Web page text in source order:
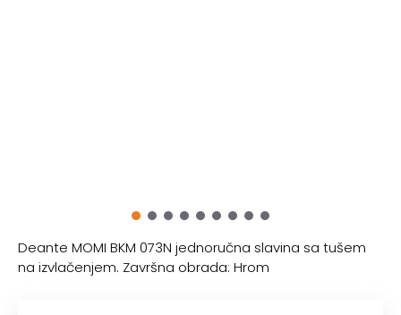
Deante MOMI BKM 073N jednoručna slavina sa tušem
na izvlačenjem. Završna obrada: Hrom